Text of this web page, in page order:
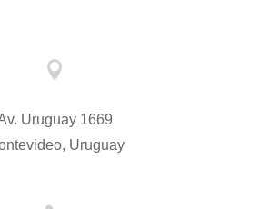

Uruguay 1669
Uruguay